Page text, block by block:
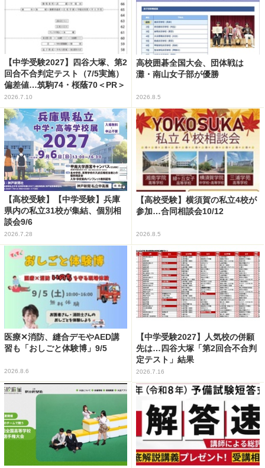
【中学受験2027】四谷大塚、第2
回合不合判定テスト（7/5実施）
偏差値…筑駒74・桜蔭70＜PR＞
2026.7.10
高校囲碁全国大会、団体戦は
灘・南山女子部が優勝
2026.8.5
【高校受験】【中学受験】兵庫
県内の私立31校が集結、個別相
談会9/6
2026.7.28
【高校受験】横須賀の私立4校が
参加…合同相談会10/12
2026.8.5
医療✕消防、縫合デモやAED講
習も「おしごと体験博」9/5
2026.8.6
【中学受験2027】人気校の併願
先は…四谷大塚「第2回合不合判
定テスト」結果
2026.7.16